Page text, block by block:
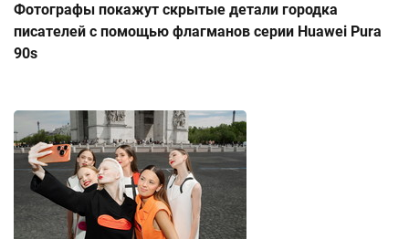
Фотографы покажут скрытые детали городка
писателей с помощью флагманов серии Huawei Pura
90s